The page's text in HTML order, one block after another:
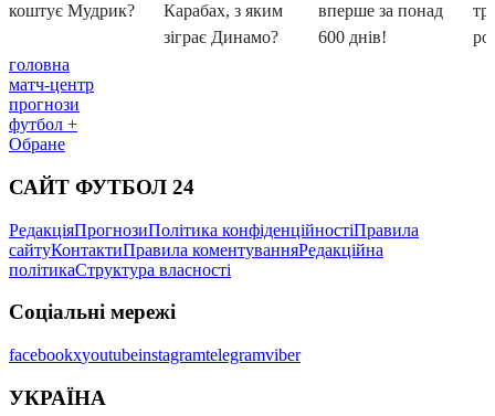
головна
матч-центр
прогнози
футбол +
Обране
САЙТ ФУТБОЛ 24
РедакціяПрогнозиПолітика конфіденційностіПравила
сайтуКонтактиПравила коментуванняРедакційна
політикаСтруктура власності
Соціальні мережі
facebookxyoutubeinstagramtelegramviber
УКРАЇНА